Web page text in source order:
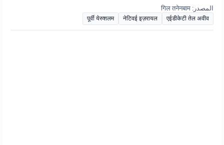
المصدر: गिल तनेनबाम
एईडीकेटी तेल अवीव
नेटिवई इज़रायल
पूर्वी येरुशलम